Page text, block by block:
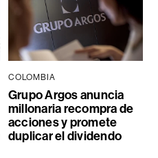
COLOMBIA
Grupo Argos anuncia
millonaria recompra de
acciones y promete
duplicar el dividendo